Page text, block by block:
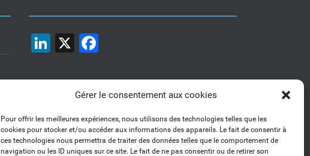
Gérer le consentement aux cookies
Pour offrir les meilleures expériences, nous utilisons des technologies telles que les
cookies pour stocker et/ou accéder aux informations des appareils. Le fait de consentir à
ces technologies nous permettra de traiter des données telles que le comportement de
navigation ou les ID uniques sur ce site. Le fait de ne pas consentir ou de retirer son
LinkedIn
X
1, 2, 3... Buzzez !
Découvrez nos kits communication